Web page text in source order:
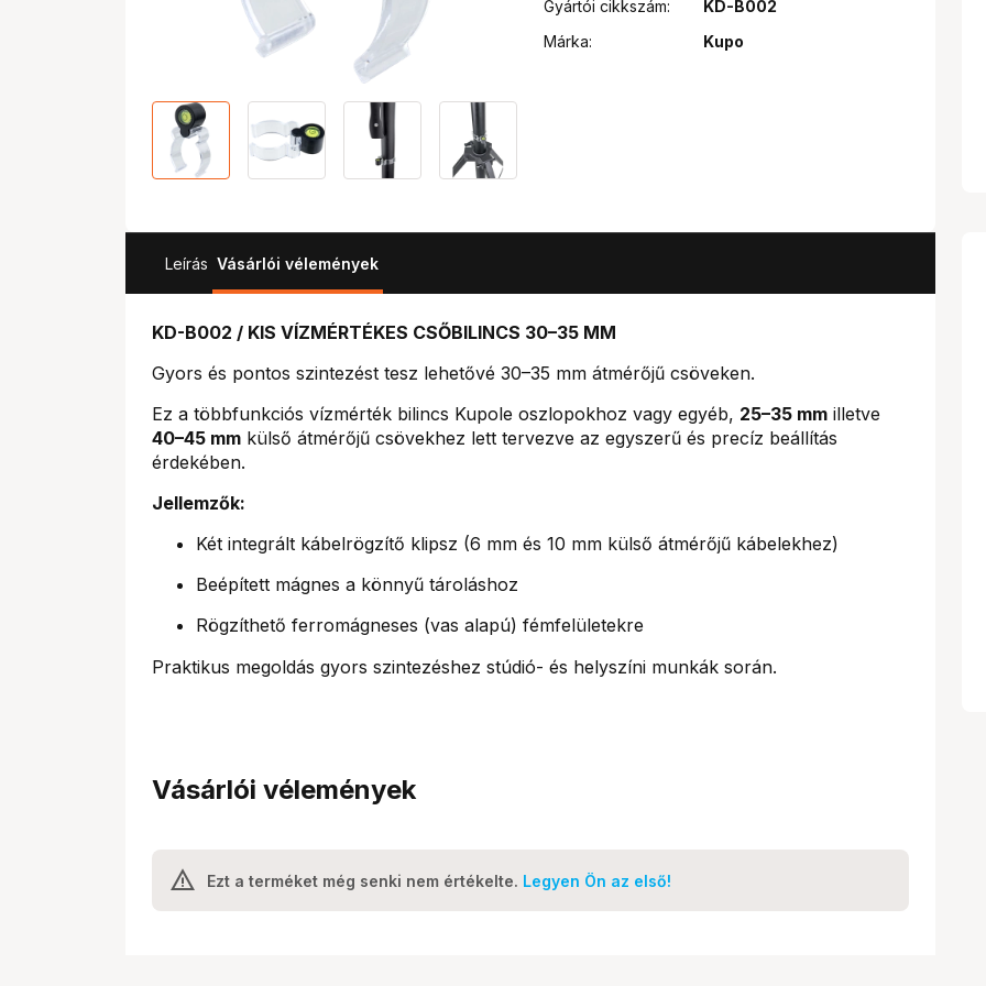
Gyártói cikkszám:
KD-B002
Márka:
Kupo
Leírás Vásárlói vélemények
KD-B002 / KIS VÍZMÉRTÉKES CSŐBILINCS 30–35 MM
Gyors és pontos szintezést tesz lehetővé 30–35 mm átmérőjű csöveken.
Ez a többfunkciós vízmérték bilincs Kupole oszlopokhoz vagy egyéb, 25–35 mm illetve
40–45 mm külső átmérőjű csövekhez lett tervezve az egyszerű és precíz beállítás
érdekében.
Jellemzők:
Két integrált kábelrögzítő klipsz (6 mm és 10 mm külső átmérőjű kábelekhez)
Beépített mágnes a könnyű tároláshoz
Rögzíthető ferromágneses (vas alapú) fémfelületekre
Praktikus megoldás gyors szintezéshez stúdió- és helyszíni munkák során.
Vásárlói vélemények
Ezt a terméket még senki nem értékelte. Legyen Ön az első!